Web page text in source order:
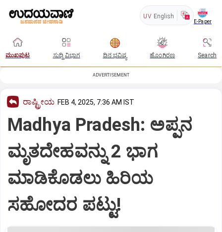
UV English
E-Paper
ಮುಖಪುಟ ಸುದ್ದಿ ವಿಭಾಗ ದಿನ ಭವಿಷ್ಯ ಹೊಂಗಿರಣ Search
ADVERTISEMENT
ರಾಷ್ಟ್ರೀಯ FEB 4, 2025, 7:36 AM IST
Madhya Pradesh: ಅಪ್ಪನ
ಮೃತದೇಹವನ್ನು 2 ಭಾಗ
ಮಾಡಿಕೊಡಲು ಹಿರಿಯ
ಸಹೋದರ ಪಟ್ಟು!